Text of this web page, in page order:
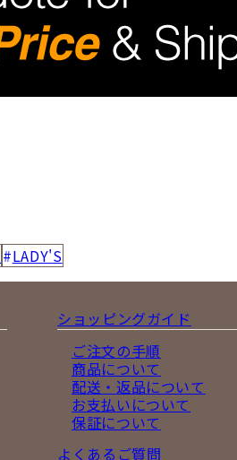
LADY'S
ショッピングガイド
ご注文の手順
商品について
配送・返品について
お支払いについて
保証について
よくあるご質問